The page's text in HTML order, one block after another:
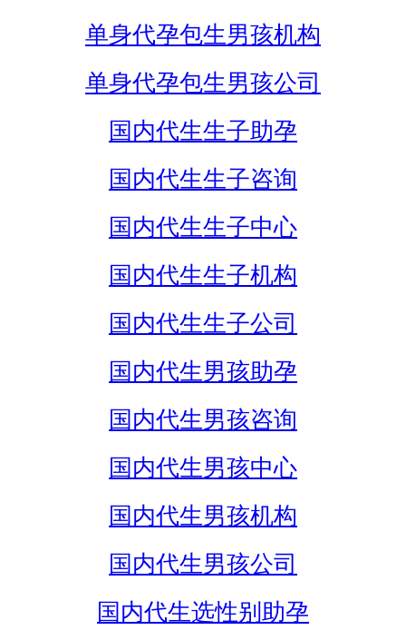
单身代孕包生男孩机构
单身代孕包生男孩公司
国内代生生子助孕
国内代生生子咨询
国内代生生子中心
国内代生生子机构
国内代生生子公司
国内代生男孩助孕
国内代生男孩咨询
国内代生男孩中心
国内代生男孩机构
国内代生男孩公司
国内代生选性别助孕